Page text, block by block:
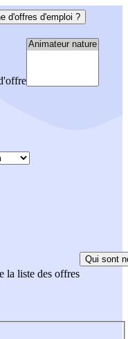
d'offres d'emploi ?
la liste des offres
Qui sont